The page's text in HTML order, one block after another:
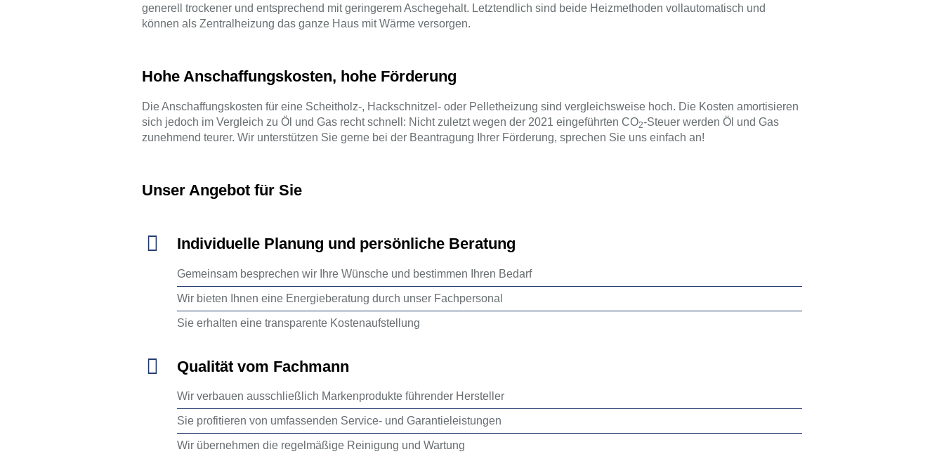
generell trockener und entsprechend mit geringerem Aschegehalt. Letztendlich sind beide Heizmethoden vollautomatisch und
können als Zentralheizung das ganze Haus mit Wärme versorgen.
Hohe Anschaffungskosten, hohe Förderung
Die Anschaffungskosten für eine Scheitholz-, Hackschnitzel- oder Pelletheizung sind vergleichsweise hoch. Die Kosten amortisieren
sich jedoch im Vergleich zu Öl und Gas recht schnell: Nicht zuletzt wegen der 2021 eingeführten CO2-Steuer werden Öl und Gas
zunehmend teurer. Wir unterstützen Sie gerne bei der Beantragung Ihrer Förderung, sprechen Sie uns einfach an!
Unser Angebot für Sie
Individuelle Planung und persönliche Beratung
Gemeinsam besprechen wir Ihre Wünsche und bestimmen Ihren Bedarf
Wir bieten Ihnen eine Energieberatung durch unser Fachpersonal
Sie erhalten eine transparente Kostenaufstellung
Qualität vom Fachmann
Wir verbauen ausschließlich Markenprodukte führender Hersteller
Sie profitieren von umfassenden Service- und Garantieleistungen
Wir übernehmen die regelmäßige Reinigung und Wartung